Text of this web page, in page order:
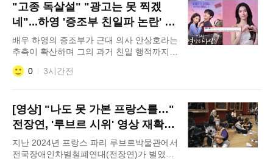
로 서북서진 중이다. 중심기압 994hPa, 최대
풍속 18m/s의 상대적으로 약한 세력을 유지
하고 있다. 이에 따라 찬홈은 오는 11일
"고종 독살설" "광고는 못 찍겠
네"...하영 '증조부 친일파 논란' 반
응 보니
배우 하영의 증조부가 근대 의사 안상호라는
추측이 확산하며 그의 과거 친일 행적까지
재조명되고 있다. 하영은 앞서 여러 방송과
인터뷰에서 의사 집안 출신이라는 사실을 공
자였다고 밝히면서 "증조할아버지는 과거 한
양에서 양의학으로 첫 개업을 하셨던 의사라
고 들었다. 고종 황제 진료도 보셨다고 한
다"고 말했다. 최근 방
0 3시간전
[영상] "나도 못 가본 프랑스를…"
전장연, '루브르 시위' 영상 재확산
왜?
지난 2024년 프랑스 파리 루브르박물관에서
전국장애인차별철폐연대(전장연)가 벌였던